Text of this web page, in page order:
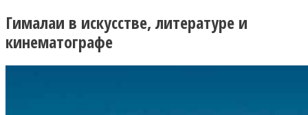
Гималаи в искусстве, литературе и
кинематографе